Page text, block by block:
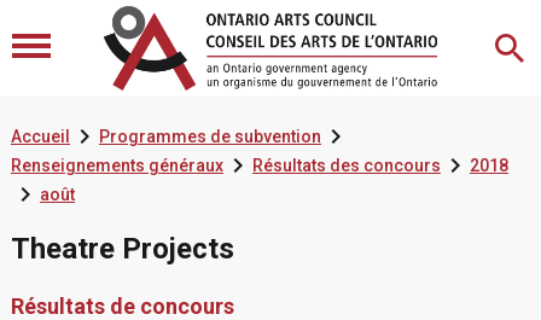
Accueil  Programmes de subvention
Renseignements généraux Résultats des concours 2018
 août
Theatre Projects
Résultats de concours